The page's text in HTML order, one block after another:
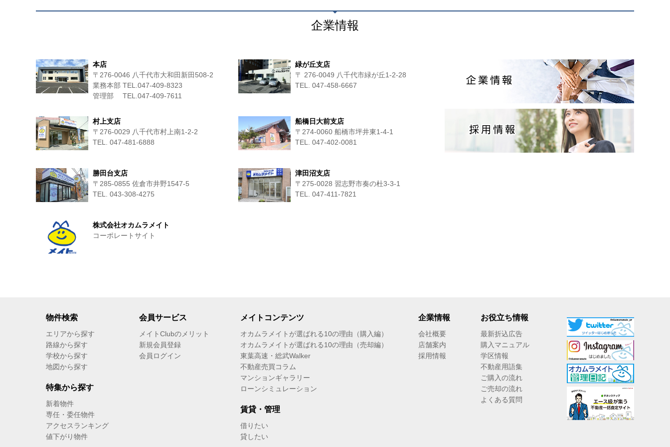
企業情報
本店
〒276-0046 八千代市大和田新田508-2
業務本部 TEL.047-409-8323
管理部 TEL.047-409-7611
緑が丘支店
〒 276-0049 八千代市緑が丘1-2-28
TEL. 047-458-6667
村上支店
〒276-0029 八千代市村上南1-2-2
TEL. 047-481-6888
船橋日大前支店
〒274-0060 船橋市坪井東1-4-1
TEL. 047-402-0081
勝田台支店
〒285-0855 佐倉市井野1547-5
TEL. 043-308-4275
津田沼支店
〒275-0028 習志野市奏の杜3-3-1
TEL. 047-411‐7821
株式会社オカムラメイト
コーポレートサイト
物件検索
エリアから探す
路線から探す
学校から探す
地図から探す
特集から探す
新着物件
専任・委任物件
アクセスランキング
値下がり物件
会員サービス
メイトClubのメリット
新規会員登録
会員ログイン
メイトコンテンツ
オカムラメイトが選ばれる10の理由（購入編）
オカムラメイトが選ばれる10の理由（売却編）
東葉高速・総武Walker
不動産売買コラム
マンションギャラリー
ローンシミュレーション
賃貸・管理
借りたい
貸したい
企業情報
会社概要
店舗案内
採用情報
お役立ち情報
最新折込広告
購入マニュアル
学区情報
不動産用語集
ご購入の流れ
ご売却の流れ
よくある質問